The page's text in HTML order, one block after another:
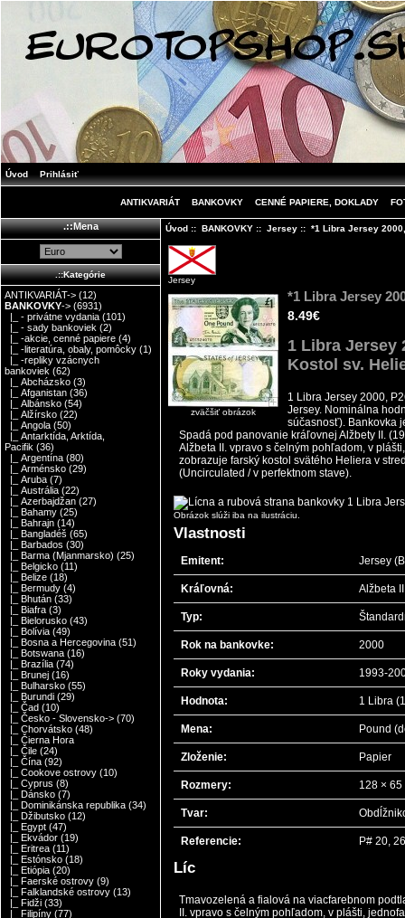
Úvod Prihlásiť
ANTIKVARIÁT BANKOVKY CENNÉ PAPIERE, DOKLADY
.::Mena
.::Kategórie
ANTIKVARIÁT-> (12)
BANKOVKY-> (6931)
|_ - privátne vydania (101)
|_ - sady bankoviek (2)
|_ -akcie, cenné papiere (4)
|_ -literatúra, obaly, pomôcky (1)
|_ -repliky vzácnych
bankoviek (62)
|_ Abcházsko (3)
|_ Afganistan (36)
|_ Albánsko (54)
|_ Alžírsko (22)
|_ Angola (50)
|_ Antarktída, Arktída,
Pacifik (36)
|_ Argentína (80)
|_ Arménsko (29)
|_ Aruba (7)
|_ Austrália (22)
|_ Azerbajdžan (27)
|_ Bahamy (25)
|_ Bahrajn (14)
|_ Bangladéš (65)
|_ Barbados (30)
|_ Barma (Mjanmarsko) (25)
|_ Belgicko (11)
|_ Belize (18)
|_ Bermudy (4)
|_ Bhután (33)
|_ Biafra (3)
|_ Bielorusko (43)
|_ Bolívia (49)
|_ Bosna a Hercegovina (51)
|_ Botswana (16)
|_ Brazília (74)
|_ Brunej (16)
|_ Bulharsko (55)
|_ Burundi (29)
|_ Čad (10)
|_ Česko - Slovensko-> (70)
|_ Chorvátsko (48)
|_ Čierna Hora
|_ Čile (24)
|_ Čína (92)
|_ Cookove ostrovy (10)
|_ Cyprus (8)
|_ Dánsko (7)
|_ Dominikánska republika (34)
|_ Džibutsko (12)
|_ Egypt (47)
|_ Ekvádor (19)
|_ Eritrea (11)
|_ Estónsko (18)
|_ Etiópia (20)
|_ Faerské ostrovy (9)
|_ Falklandské ostrovy (13)
|_ Fidži (33)
|_ Filipíny (77)
Úvod:: BANKOVKY:: Jersey:: *1 Libra Jersey 2000,
Jersey
zväčšiť obrázok
*1 Libra Jersey
8.49€
1 Libra Jersey
Kostol sv.
1 Libra Jersey 2000,
Jersey. Nominálna
súčasnosť). Bankovka
Spadá pod panovanie kráľovnej Alžbety II.
Alžbeta II. vpravo s čelným pohľadom, v
zobrazuje farský kostol svätého Heliera v
(Uncirculated / v perfektnom stave).
Obrázok slúži iba na ilustráciu.
Vlastnosti
Emitent: Jersey
Kráľovná: Alžbeta
Typ:
Rok na bankovke: 2000
Roky vydania: 1993-
Hodnota: 1 Libra
Mena: Pound
Zloženie: Papier
Rozmery: 128 × 65
Tvar:
Referencie: P# 20,
Líc
Tmavozelená a fialová na viacfarebnom
II. vpravo s čelným pohľadom, v plášti,